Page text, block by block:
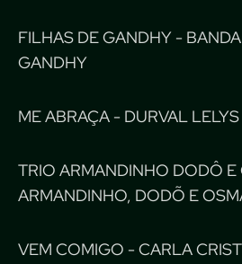
FILHAS DE GANDHY -
GANDHY
ME ABRAÇA - DURVAL LELYS
TRIO ARMANDINHO DODÔ
ARMANDINHO, DODÕ E
VEM COMIGO - CARLA